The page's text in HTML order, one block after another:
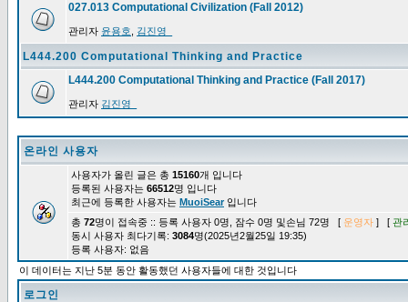
027.013 Computational Civilization (Fall 2012)
관리자 윤용호 김진영_
L444.200 Computational Thinking and Practice
L444.200 Computational Thinking and Practice (Fall 2017)
관리자 김진영_
온라인 사용자
사용자가 올린 글은 총 15160개 입니다
등록된 사용자는 66512명 입니다
최근에 등록한 사용자는 MuoiSear입니다
총 72명이 접속중 :: 등록 사용자 0명, 잠수 0명 및손님 72명 [ 운영자 ] [ 관
동시 사용자 최다기록: 3084명(2025년2월25일 19:35)
등록 사용자: 없음
이 데이터는 지난 5분 동안 활동했던 사용자들에 대한 것입니다
로그인